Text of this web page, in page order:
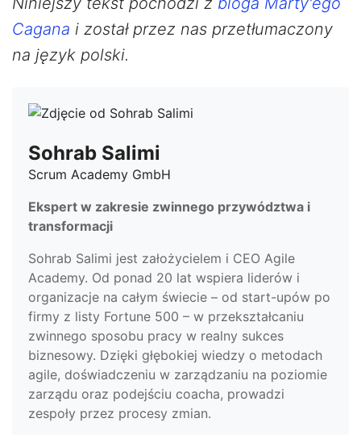
Cagana i został przez nas przetłumaczony
na język polski.
Sohrab Salimi
Scrum Academy GmbH
Ekspert w zakresie zwinnego przywództwa i
transformacji
Sohrab Salimi jest założycielem i CEO Agile
Academy. Od ponad 20 lat wspiera liderów i
organizacje na całym świecie – od start-upów po
firmy z listy Fortune 500 – w przekształcaniu
zwinnego sposobu pracy w realny sukces
biznesowy. Dzięki głębokiej wiedzy o metodach
agile, doświadczeniu w zarządzaniu na poziomie
zarządu oraz podejściu coacha, prowadzi
zespoły przez procesy zmian.